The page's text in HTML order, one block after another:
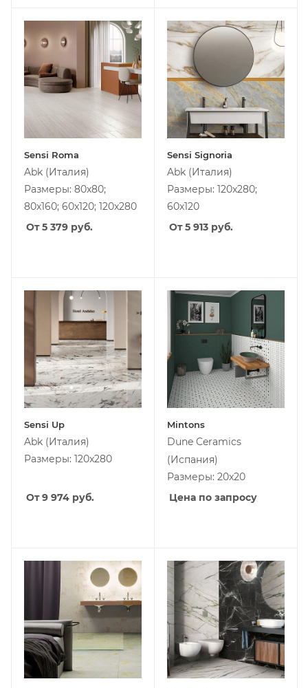
Sensi Roma
Abk (Италия)
Размеры: 80x80;
80x160; 60x120; 120x280
От 5 379 руб.
Sensi Signoria
Abk (Италия)
Размеры: 120x280;
60x120
От 5 913 руб.
Sensi Up
Abk (Италия)
Размеры: 120x280
От 9 974 руб.
Mintons
Dune Ceramics
(Испания)
Размеры: 20x20
Цена по запросу